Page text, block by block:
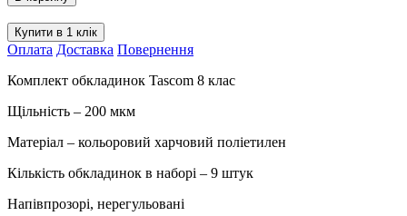
Tascom
200
мкм
8
7007-
ТМ
кількість
Купити в 1 клік
Оплата Доставка Повернення
Комплект обкладинок Tascom 8 клас
Щільність – 200 мкм
Матеріал – кольоровий харчовий поліетилен
Кількість обкладинок в наборі – 9 штук
Напівпрозорі, нерегульовані